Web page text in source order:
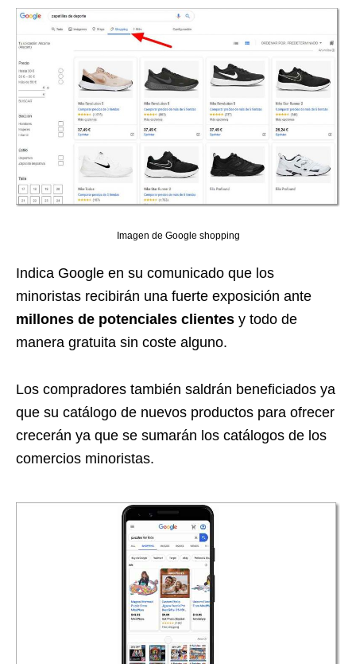
Imagen de Google shopping
Indica Google en su comunicado que los
minoristas recibirán una fuerte exposición ante
millones de potenciales clientes y todo de
manera gratuita sin coste alguno.
Los compradores también saldrán beneficiados ya
que su catálogo de nuevos productos para ofrecer
crecerán ya que se sumarán los catálogos de los
comercios minoristas.